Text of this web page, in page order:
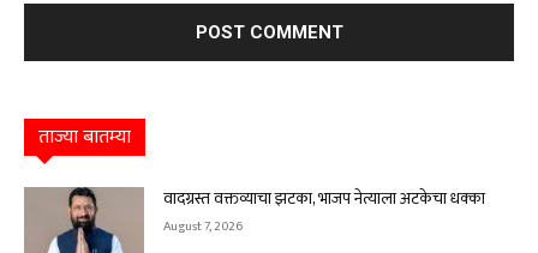
ताज्या बातम्या
वादग्रस्त वक्तव्याचा झटका, भाजप नेत्याला अटकेचा धक्का
August 7, 2026